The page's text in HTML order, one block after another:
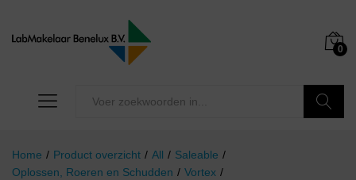
0
Home / Product overzicht / All / Saleable /
Oplossen, Roeren en Schudden / Vortex /